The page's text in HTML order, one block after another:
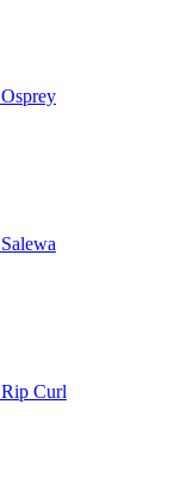
Osprey
Salewa
Rip Curl